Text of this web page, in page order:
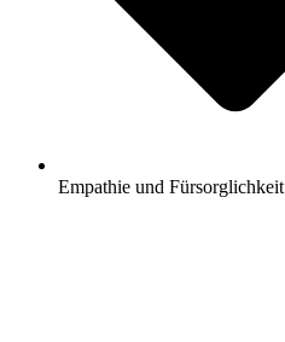
Empathie und Fürsorglichkeit